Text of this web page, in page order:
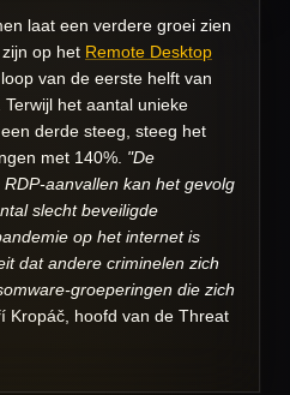
laat een verdere groei zien
op het Remote Desktop
van de eerste helft van
het aantal unieke
derde steeg, steeg het
met 140%. "De
aanvallen kan het gevolg
slecht beveiligde
op het internet is
dat andere criminelen zich
groeperingen die zich
Kropáč, hoofd van de Threat